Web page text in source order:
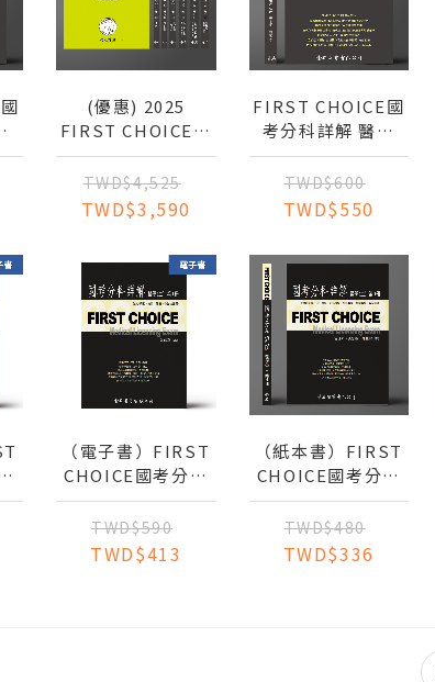
(優惠) 2025
FIRST CHOICE國
考分科詳解 醫學五
(全) + 外科核心課
程
TWD$4,525
TWD$3,590
FIRST CHOICE國
考分科詳解 醫學
（二）第3冊 藥理
學 2025
TWD$600
TWD$550
（電子書）FIRST
CHOICE國考分科
詳解 醫學（二）第
1冊 微免_2022
TWD$590
TWD$413
（紙本書）FIRST
CHOICE國考分科
詳解 醫學（二）第
4冊_2022 生物統計
學、流行病學、行
為科學、 社區醫
TWD$480
TWD$336